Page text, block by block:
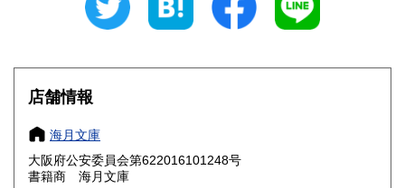
1,120円 長野県
愛知県
滋賀県
大阪府 900円 兵庫県
店舗情報
海月文庫
大阪府公安委員会第622016101248号
書籍商 海月文庫